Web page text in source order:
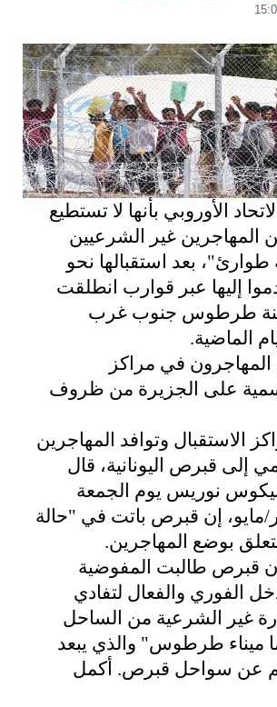
الأوروبي بأنها لا تستطيع
المهاجرين غير الشرعيين
طوارئ"، بعد استقبالها نحو
قدموا إليها عبر قوارب انطلقت
طرطوس جنوب غرب
الماضية.
في مراكز
على الجزيرة من ظروف
الاستقبال وتوافد المهاجرين
إلى قبرص اليونانية، قال
نيكوس نوريس يوم الجمعة
21 آيار/مايو، إن قبرص باتت في "حالة
بوضع المهاجرين.
قبرص طالبت المفوضية
الفوري والفعال لتفادي
غير الشرعية من الساحل
ميناء طرطوس" والذي يبعد
160 كلم عن سواحل قبرص. أكمل